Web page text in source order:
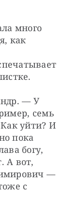
много
как
— У
семь
уйти? И
пока
богу,
А вот,
—
с